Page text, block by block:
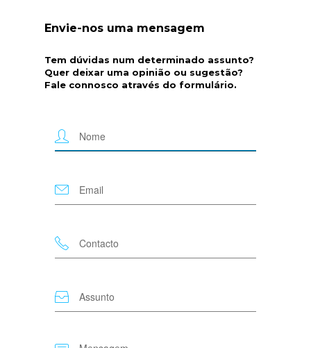
Envie-nos uma mensagem
Tem dúvidas num determinado assunto?
Quer deixar uma opinião ou sugestão?
Fale connosco através do formulário.